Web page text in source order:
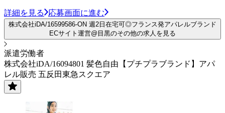
詳細を見る 応募画面に進む
株式会社iDA/16599586-ON 週2日在宅可◎フランス発アパレルブランド
ECサイト運営@目黒のその他の求人を見る
派遣労働者
株式会社iDA/16094801 髪色自由【プチプラブランド】アパ
レル販売 五反田東急スクエア